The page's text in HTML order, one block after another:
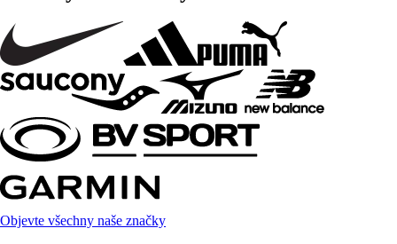
Objevte všechny naše značky